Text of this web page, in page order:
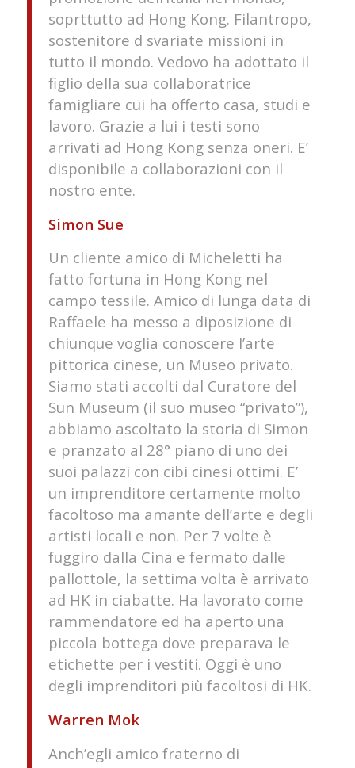
soprttutto ad Hong Kong. Filantropo,
sostenitore d svariate missioni in
tutto il mondo. Vedovo ha adottato il
figlio della sua collaboratrice
famigliare cui ha offerto casa, studi e
lavoro. Grazie a lui i testi sono
arrivati ad Hong Kong senza oneri. E’
disponibile a collaborazioni con il
nostro ente.
Simon Sue
Un cliente amico di Micheletti ha
fatto fortuna in Hong Kong nel
campo tessile. Amico di lunga data di
Raffaele ha messo a diposizione di
chiunque voglia conoscere l’arte
pittorica cinese, un Museo privato.
Siamo stati accolti dal Curatore del
Sun Museum (il suo museo “privato”),
abbiamo ascoltato la storia di Simon
e pranzato al 28° piano di uno dei
suoi palazzi con cibi cinesi ottimi. E’
un imprenditore certamente molto
facoltoso ma amante dell’arte e degli
artisti locali e non. Per 7 volte è
fuggiro dalla Cina e fermato dalle
pallottole, la settima volta è arrivato
ad HK in ciabatte. Ha lavorato come
rammendatore ed ha aperto una
piccola bottega dove preparava le
etichette per i vestiti. Oggi è uno
degli imprenditori più facoltosi di HK.
Warren Mok
Anch’egli amico fraterno di